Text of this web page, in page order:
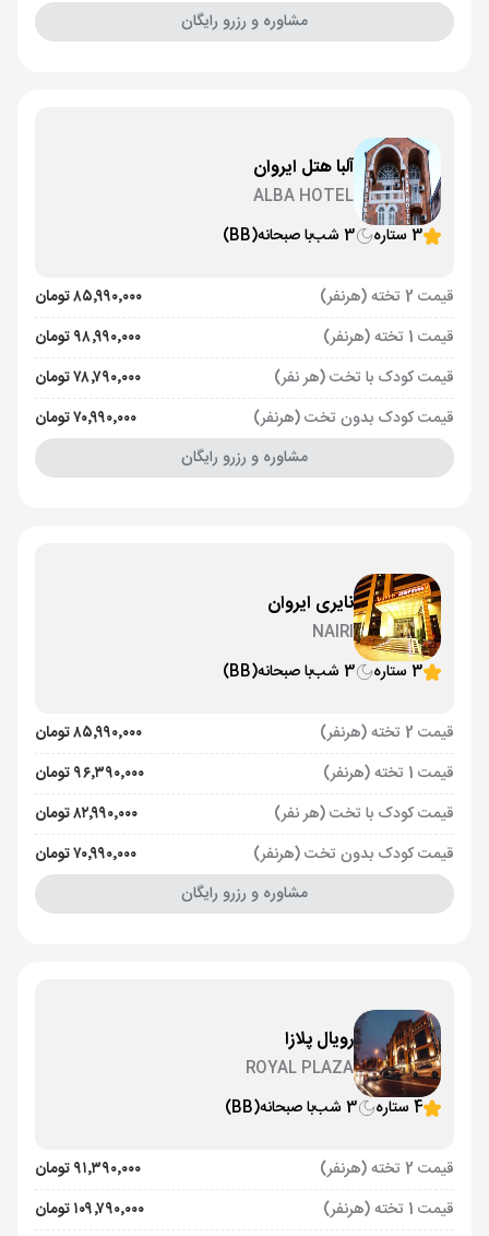
مشاوره و رزرو رایگان
آلبا هتل ایروان
ALBA HOTEL
3 ستاره
3 شب با صبحانه(BB)
قیمت 2 تخته (هرنفر)
۸۵٬۹۹۰٬۰۰۰ تومان
قیمت 1 تخته (هرنفر)
۹۸٬۹۹۰٬۰۰۰ تومان
قیمت کودک با تخت (هر نفر)
۷۸٬۷۹۰٬۰۰۰ تومان
قیمت کودک بدون تخت (هرنفر)
۷۰٬۹۹۰٬۰۰۰ تومان
مشاوره و رزرو رایگان
نایری ایروان
NAIRI
3 ستاره
3 شب با صبحانه(BB)
قیمت 2 تخته (هرنفر)
۸۵٬۹۹۰٬۰۰۰ تومان
قیمت 1 تخته (هرنفر)
۹۶٬۳۹۰٬۰۰۰ تومان
قیمت کودک با تخت (هر نفر)
۸۲٬۹۹۰٬۰۰۰ تومان
قیمت کودک بدون تخت (هرنفر)
۷۰٬۹۹۰٬۰۰۰ تومان
مشاوره و رزرو رایگان
رویال پلازا
ROYAL PLAZA
4 ستاره
3 شب با صبحانه(BB)
قیمت 2 تخته (هرنفر)
۹۱٬۳۹۰٬۰۰۰ تومان
قیمت 1 تخته (هرنفر)
۱۰۹٬۷۹۰٬۰۰۰ تومان